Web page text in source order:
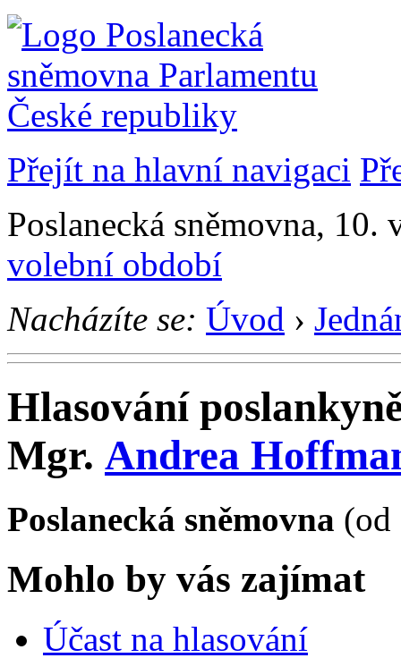
Přejít na hlavní navigaci
Poslanecká sněmovna,
volební období
Nacházíte se: Úvod ›
Hlasování
Mgr. Andrea
Poslanecká sněmovna (od
Mohlo by vás zajímat
Účast na hlasování